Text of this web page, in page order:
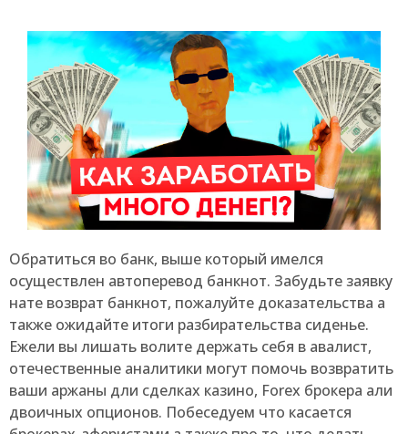
Обратиться во банк, выше который имелся
осуществлен автоперевод банкнот. Забудьте заявку
нате возврат банкнот, пожалуйте доказательства а
также ожидайте итоги разбирательства сиденье.
Ежели вы лишать волите держать себя в авалист,
отечественные аналитики могут помочь возвратить
ваши аржаны дли сделках казино, Forex брокера али
двоичных опционов. Побеседуем что касается